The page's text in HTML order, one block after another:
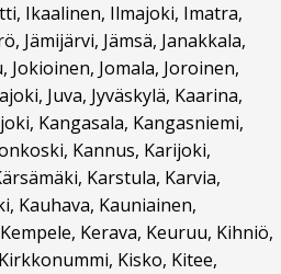
Ikaalinen, Ilmajoki, Imatra,
Jämijärvi, Jämsä, Janakkala,
Jokioinen, Jomala, Joroinen,
Juva, Jyväskylä, Kaarina,
Kangasala, Kangasniemi,
Kannus, Karijoki,
Karstula, Karvia,
Kauhava, Kauniainen,
Kerava, Keuruu, Kihniö,
Kisko, Kitee,